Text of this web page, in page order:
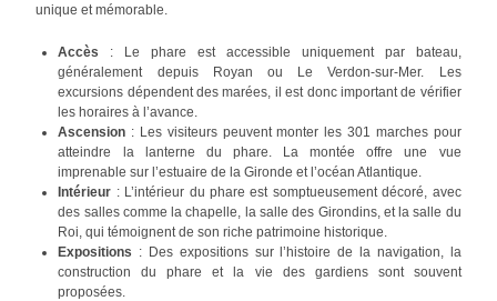
unique et mémorable.
Accès
: Le phare est accessible uniquement par bateau,
généralement depuis Royan ou Le Verdon-sur-Mer. Les
excursions dépendent des marées, il est donc important de vérifier
les horaires à l’avance.
Ascension : Les visiteurs peuvent monter les 301 marches pour
atteindre la lanterne du phare. La montée offre une vue
imprenable sur l’estuaire de la Gironde et l’océan Atlantique.
Intérieur : L’intérieur du phare est somptueusement décoré, avec
des salles comme la chapelle, la salle des Girondins, et la salle du
Roi, qui témoignent de son riche patrimoine historique.
Expositions : Des expositions sur l’histoire de la navigation, la
construction du phare et la vie des gardiens sont souvent
proposées.